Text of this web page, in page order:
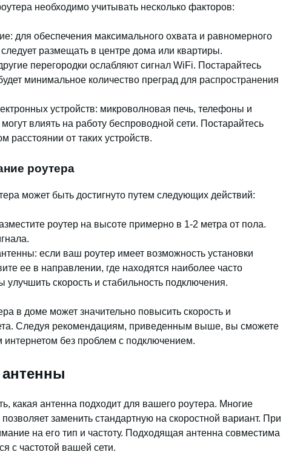
необходимо учитывать несколько факторов:
для обеспечения максимального охвата и равномерного
размещать в центре дома или квартиры.
перегородки ослабляют сигнал WiFi. Постарайтесь
минимальное количество преград для распространения
устройств: микроволновая печь, телефоны и
влиять на работу беспроводной сети. Постарайтесь
расстоянии от таких устройств.
роутера
может быть достигнуто путем следующих действий:
роутер на высоте примерно в 1-2 метра от пола.
если ваш роутер имеет возможность установки
ее в направлении, где находятся наиболее часто
улучшить скорость и стабильность подключения.
в доме может значительно повысить скорость и
Следуя рекомендациям, приведенным выше, вы сможете
без проблем с подключением.
какая антенна подходит для вашего роутера. Многие
заменить стандартную на скоростной вариант. При
на его тип и частоту. Подходящая антенна совместима
с частотой вашей сети.